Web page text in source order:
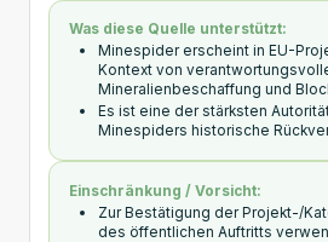
Was diese Quelle unterstützt:
Minespider erscheint in EU-
Kontext von
Mineralienbeschaffung und
Es ist eine der stärksten
Minespiders historische
Einschränkung / Vorsicht:
Zur Bestätigung der Projekt-/
des öffentlichen Auftritts